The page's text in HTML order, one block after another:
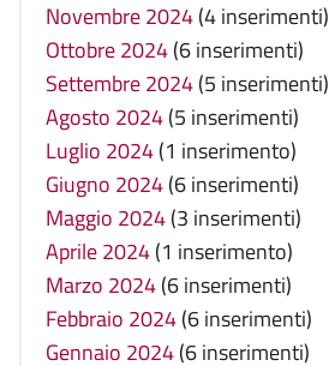
Novembre 2024(4 inserimenti)
Ottobre 2024(6 inserimenti)
Settembre 2024(5 inserimenti)
Agosto 2024(5 inserimenti)
Luglio 2024(1 inserimento)
Giugno 2024(6 inserimenti)
Maggio 2024(3 inserimenti)
Aprile 2024(1 inserimento)
Marzo 2024(6 inserimenti)
Febbraio 2024(6 inserimenti)
Gennaio 2024(6 inserimenti)